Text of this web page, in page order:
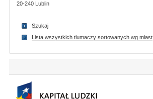
20-240 Lublin
Szukaj
Lista wszystkich tlumaczy sortowanych wg miast